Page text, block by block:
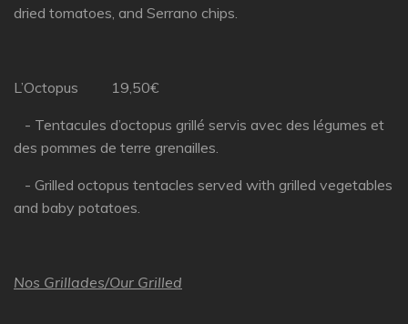
dried tomatoes, and Serrano chips.
L’Octopus 19,50€
- Tentacules d’octopus grillé servis avec des légumes et
des pommes de terre grenailles.
- Grilled octopus tentacles served with grilled vegetables
and baby potatoes.
Nos Grillades/Our Grilled